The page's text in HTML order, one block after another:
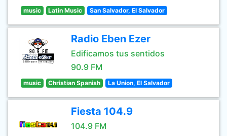
music Latin Music San Salvador, El Salvador
Radio Eben Ezer
Edificamos tus sentidos
90.9 FM
music Christian Spanish La Union, El Salvador
Fiesta 104.9
104.9 FM